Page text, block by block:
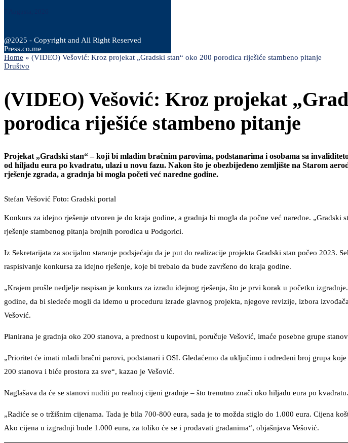
@2025 - Copyright and All Right Reserved
Press.co.me
Home » (VIDEO) Vešović: Kroz projekat „Gradski stan“ oko 200 porodica riješiće stambeno pitanje
Društvo
(VIDEO) Vešović: Kroz projekat
porodica riješiće stambeno pitanje
Projekat „Gradski stan“ – koji bi mladim bračnim parovima, podstanarima i osobama sa
od hiljadu eura po kvadratu, ulazi u novu fazu. Nakon što je obezbijeđeno zemljište na Starom
rješenje zgrada, a gradnja bi mogla početi već naredne godine.
Stefan Vešović Foto: Gradski portal
Konkurs za idejno rješenje otvoren je do kraja godine, a gradnja bi mogla da počne već naredne. „Gradski
rješenje stambenog pitanja brojnih porodica u Podgorici.
Iz Sekretarijata za socijalno staranje podsjećaju da je put do realizacije projekta Gradski stan počeo 2023.
raspisivanje konkursa za idejno rješenje, koje bi trebalo da bude završeno do kraja godine.
„Krajem prošle nedjelje raspisan je konkurs za izradu idejnog rješenja, što je prvi korak u početku
godine, da bi sledeće mogli da idemo u proceduru izrade glavnog projekta, njegove revizije, izbora
Vešović.
Planirana je gradnja oko 200 stanova, a prednost u kupovini, poručuje Vešović, imaće posebne grupe
„Prioritet će imati mladi bračni parovi, podstanari i OSI. Gledaćemo da uključimo i određeni broj grupa
200 stanova i biće prostora za sve“, kazao je Vešović.
Naglašava da će se stanovi nuditi po realnoj cijeni gradnje – što trenutno znači oko hiljadu eura po kvadratu.
„Radiće se o tržišnim cijenama. Tada je bila 700-800 eura, sada je to možda stiglo do 1.000 eura. Cijena
Ako cijena u izgradnji bude 1.000 eura, za toliko će se i prodavati građanima“, objašnjava Vešović.